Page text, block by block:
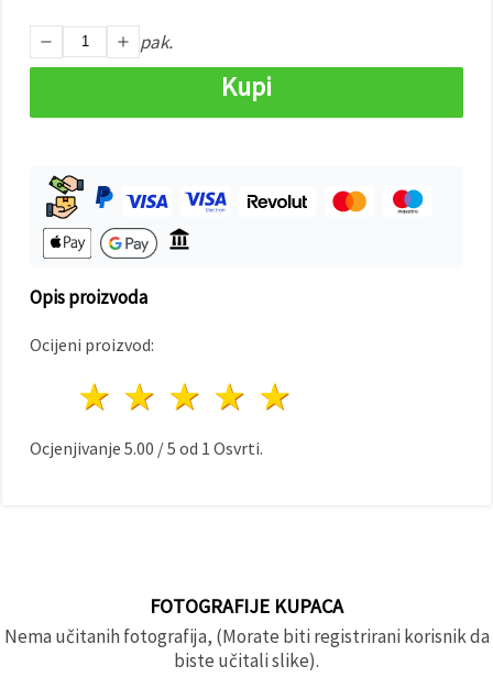
Prihvati
pak.
Kupi
Opis proizvoda
Ocijeni proizvod:
4 zvijezde
3 zvijezde
2 zvijezde
1 zvijezda
Ocjenjivanje 5.00 /5 od 1 Osvrti.
FOTOGRAFIJE KUPACA
Nema učitanih fotografija, (Morate biti registrirani korisnik da
biste učitali slike).